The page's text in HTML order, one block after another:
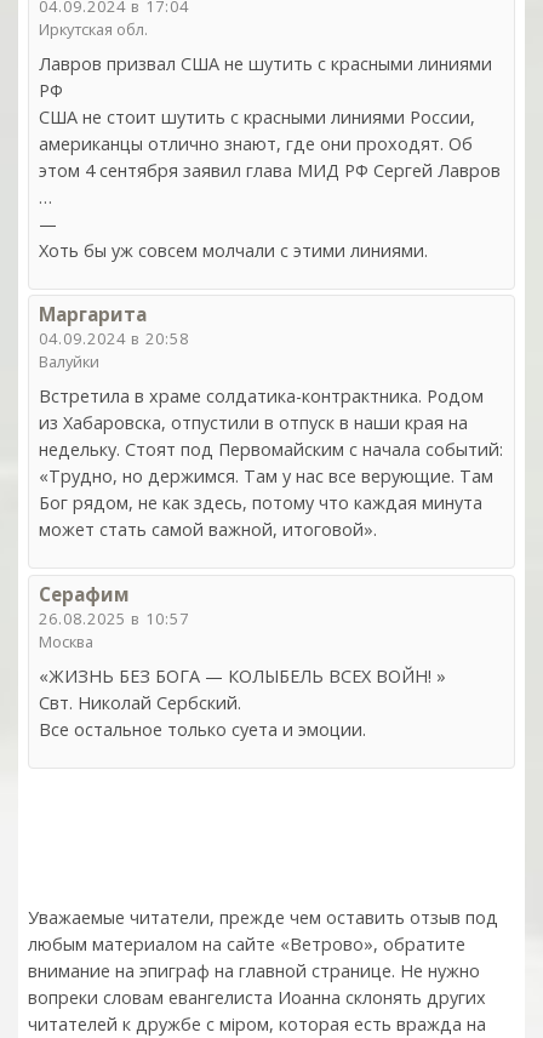
04.09.2024 в 17:04
Иркутская обл.
Лавров призвал США не шутить с красными линиями
РФ
США не стоит шутить с красными линиями России,
американцы отлично знают, где они проходят. Об
этом 4 сентября заявил глава МИД РФ Сергей Лавров
…
—
Хоть бы уж совсем молчали с этими линиями.
Маргарита
04.09.2024 в 20:58
Валуйки
Встретила в храме солдатика-контрактника. Родом
из Хабаровска, отпустили в отпуск в наши края на
недельку. Стоят под Первомайским с начала событий:
«Трудно, но держимся. Там у нас все верующие. Там
Бог рядом, не как здесь, потому что каждая минута
может стать самой важной, итоговой».
Серафим
26.08.2025 в 10:57
Москва
«ЖИЗНЬ БЕЗ БОГА — КОЛЫБЕЛЬ ВСЕХ ВОЙН! »
Свт. Николай Сербский.
Все остальное только суета и эмоции.
Уважаемые читатели, прежде чем оставить отзыв под
любым материалом на сайте «Ветрово», обратите
внимание на эпиграф на главной странице. Не нужно
вопреки словам евангелиста Иоанна склонять других
читателей к дружбе с мiром, которая есть вражда на